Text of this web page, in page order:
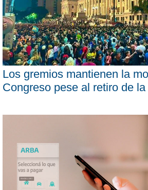
Los gremios mantienen la
Congreso pese al retiro de